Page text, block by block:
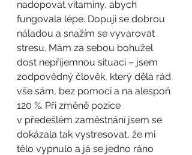
nadopovat vitamíny, abych
fungovala lépe. Dopuji se dobrou
náladou a snažím se vyvarovat
stresu. Mám za sebou bohužel
dost nepříjemnou situaci – jsem
zodpovědný člověk, který dělá rád
vše sám, bez pomoci a na alespoň
120 %. Při změně pozice
v předešlém zaměstnání jsem se
dokázala tak vystresovat, že mi
tělo vypnulo a já se jedno ráno